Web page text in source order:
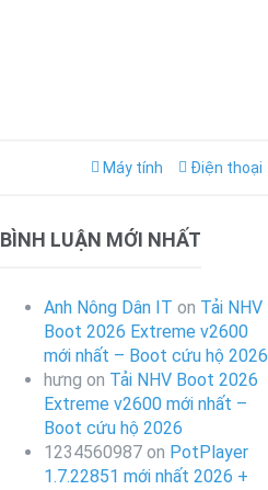
Máy tính Điện thoại
BÌNH LUẬN MỚI NHẤT
Anh Nông Dân IT on Tải NHV
Boot 2026 Extreme v2600
mới nhất – Boot cứu hộ 2026
hưng on Tải NHV Boot 2026
Extreme v2600 mới nhất –
Boot cứu hộ 2026
1234560987on PotPlayer
1.7.22851 mới nhất 2026 +